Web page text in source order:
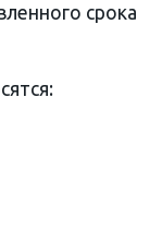
срока